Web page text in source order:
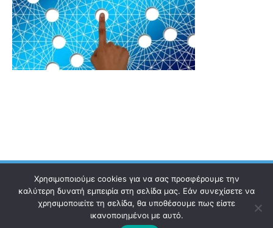
Ηλεκτρονικός Οδηγός Επικοινωνία Όροι χρήσης
Χρησιμοποιούμε cookies για να σας προσφέρουμε την
καλύτερη δυνατή εμπειρία στη σελίδα μας. Εάν συνεχίσετε να
χρησιμοποιείτε τη σελίδα, θα υποθέσουμε πως είστε
ικανοποιημένοι με αυτό.